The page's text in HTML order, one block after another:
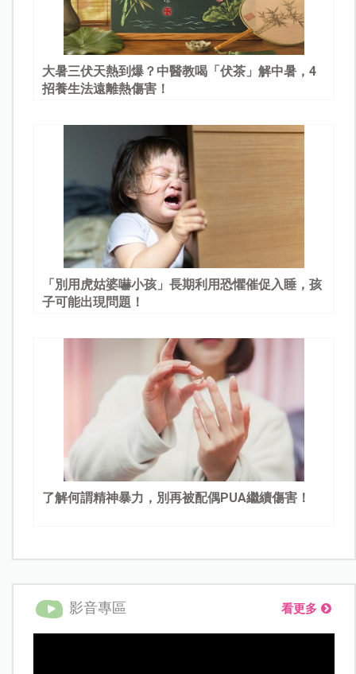
大暑三伏天熱到爆？中醫教喝「伏茶」解中暑，4
招養生法遠離熱傷害！
「別用虎姑婆嚇小孩」長期利用恐懼催促入睡，孩
子可能出現問題！
了解何謂精神暴力，別再被配偶PUA繼續傷害！
影音專區 看更多